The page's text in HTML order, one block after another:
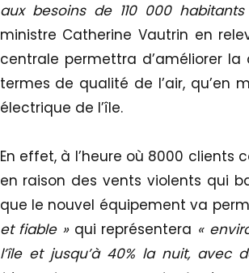
aux besoins de 110 000
ministre Catherine Vautrin en
centrale permettra d’améliorer
termes de qualité de l’air, qu’en
électrique de l’île.
En effet, à l’heure où 8000 clients
en raison des vents violents qui
que le nouvel équipement va
et fiable » qui représentera «
l’île et jusqu’à 40% la nuit, avec